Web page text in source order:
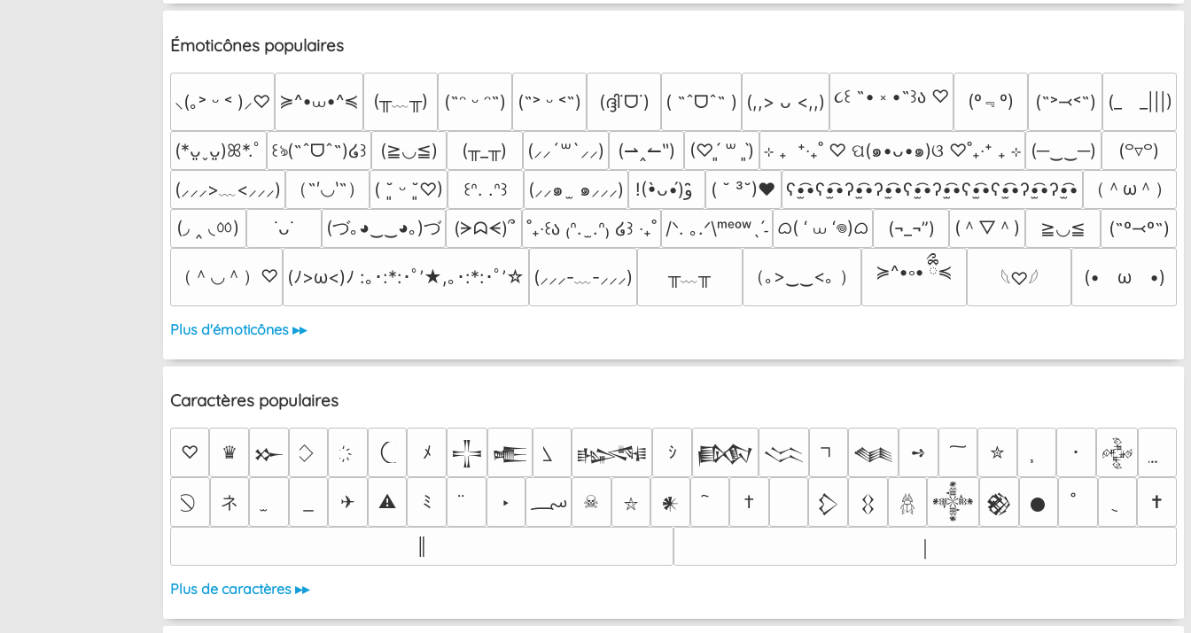
Émoticônes populaires
⸜(｡˃ ᵕ ˂ )⸝♡ ≽^•⩊•^≼ (╥﹏╥) (˶ᵔ ᵕ ᵔ˶) (˶˃ ᵕ ˂˶) (ദ്ദി˙ᗜ˙) ( ˶ˆᗜˆ˵ ) (,,> ᴗ <,,) ૮꒰ ˶• ༝ •˶꒱ა ♡ (º﹃º) (˶˃⤙˂˶) (_　_|||)
(*ᴗ͈ˬᴗ͈)ꕤ*.ﾟ ꒰ঌ(˶ˆᗜˆ˵)໒꒱ (≧◡≦) (╥_╥) (⸝⸝´꒳`⸝⸝) (⇀‸↼‶) (♡ˊ͈ ꒳ ˋ͈) ⊹ ₊  ⁺‧₊˚ ♡ ପ(๑•ᴗ•๑)ଓ ♡˚₊‧⁺ ₊ ⊹ (─‿‿─)
(꒪▿꒪)
(⸝⸝⸝>﹏<⸝⸝⸝)
（˶′◡‵˶） ( ˘͈ ᵕ ˘͈♡) ꒰ᐢ. .ᐢ꒱ (⸝⸝๑  ̫ ๑⸝⸝⸝) ( ˘ ³˘)♥ ʕ•̫͡•ʕ•̫͡•ʔ•̫͡•ʔ•̫͡•ʕ•̫͡•ʔ•̫͡•ʕ•̫͡•ʕ•̫͡•ʔ•̫͡•ʔ•̫͡•
（＾ω＾）
(◞ ‸ ◟ㆀ)
˙ᴗ˙ (づ｡◕‿‿◕｡)づ (ᗒᗣᗕ)՞ ˚₊‧꒰ა ₍ᐢ.  ̫.ᐢ₎ ໒꒱ ‧₊˚ /ᐠ. ｡.ᐟ\ᵐᵉᵒʷˎˊ˗ ᜊ( ‘ ⩊ ‘𖦹)ᜊ (¬_¬”) (＾▽＾) ≧◡≦ (˶º⤙º˶)
（＾◡＾）♡ (ﾉ>ω<)ﾉ :｡･:*:･ﾟ’★,｡･:*:･ﾟ’☆ (⸝⸝⸝-﹏-⸝⸝⸝) ╥﹏╥ （｡>‿‿<｡ ） ≽^•༚• ྀིྀ≼ 𓆩♡𓆪 (•　ω　•)
Plus d'émoticônes ▸▸
Caractères populaires
♡ ♛ 𒁍 ﾒ 𒋲 𒍫 𒈙 ｼ 𒁃 𒈱 𒈝 ➺ ✮ ･ 𒅒
ネ ✈ ⚠ ﾐ ‣ ؄ ☠ ⛥ 𒀭 † 𒁷 𒌐 𓆣 𒀱 𒆙 𒊹 ✝
Plus de caractères ▸▸